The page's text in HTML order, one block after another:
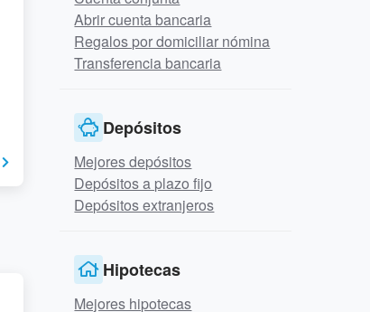
Abrir cuenta bancaria
Regalos por domiciliar nómina
Transferencia bancaria
Depósitos
Mejores depósitos
Depósitos a plazo fijo
Depósitos extranjeros
Hipotecas
Mejores hipotecas